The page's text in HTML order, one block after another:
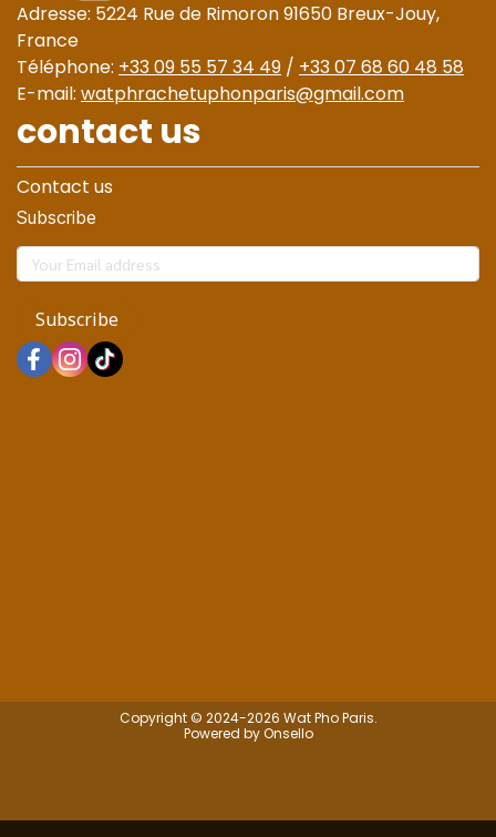
Adresse: 5224 Rue de Rimoron 91650 Breux-Jouy,
France
Téléphone: +33 09 55 57 34 49 / +33 07 68 60 48 58
E-mail: watphrachetuphonparis@gmail.com
contact us
Contact us
Subscribe
Subscribe
Copyright © 2024-2026 Wat Pho Paris.
Powered by Onsello